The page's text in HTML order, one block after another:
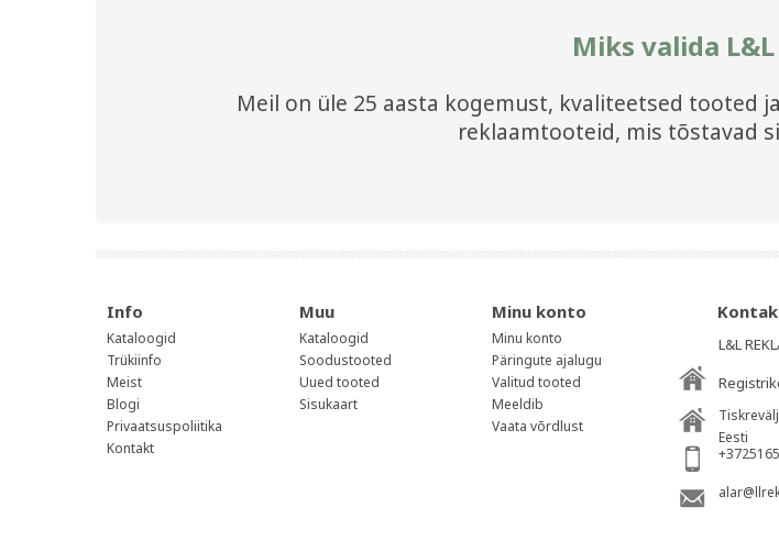
Miks valida
Meil on üle 25 aasta kogemust, kvaliteetsed tooted
reklaamtooteid, mis tõstavad
Info
Kataloogid
Trükiinfo
Meist
Blogi
Privaatsuspoliitika
Kontakt
Muu
Kataloogid
Soodustooted
Uued tooted
Sisukaart
Minu konto
Minu konto
Päringute ajalugu
Valitud tooted
Meeldib
Vaata võrdlust
L&L
Eesti